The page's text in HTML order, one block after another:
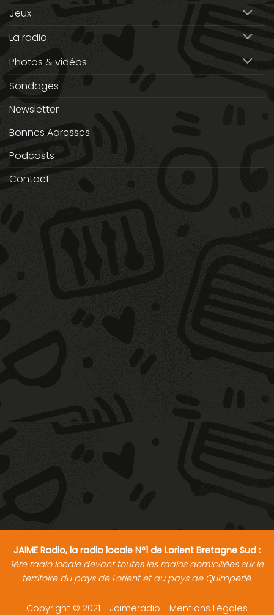
Jeux
La radio
Photos & vidéos
Sondages
Newsletter
Bonnes Adresses
Podcasts
Contact
JAIME Radio, la radio locale N°1 de Lorient Bretagne Sud :
1ère radio locale devant toutes les radios domiciliées sur le
territoire du pays de Lorient et du pays de Quimperlé.
Copyright © 2021 - Jaimeradio - Mentions Légales